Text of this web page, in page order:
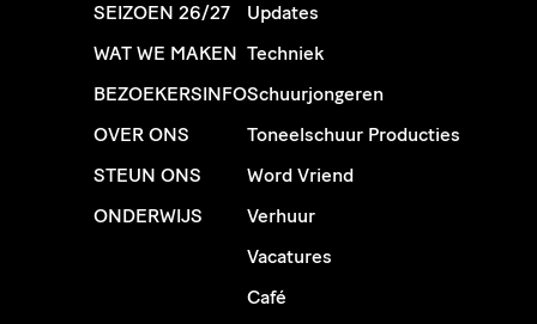
SEIZOEN 26/27
WAT WE MAKEN
BEZOEKERSINFO
OVER ONS
STEUN ONS
ONDERWIJS
Updates
Techniek
Schuurjongeren
Toneelschuur Producties
Word Vriend
Verhuur
Vacatures
Café